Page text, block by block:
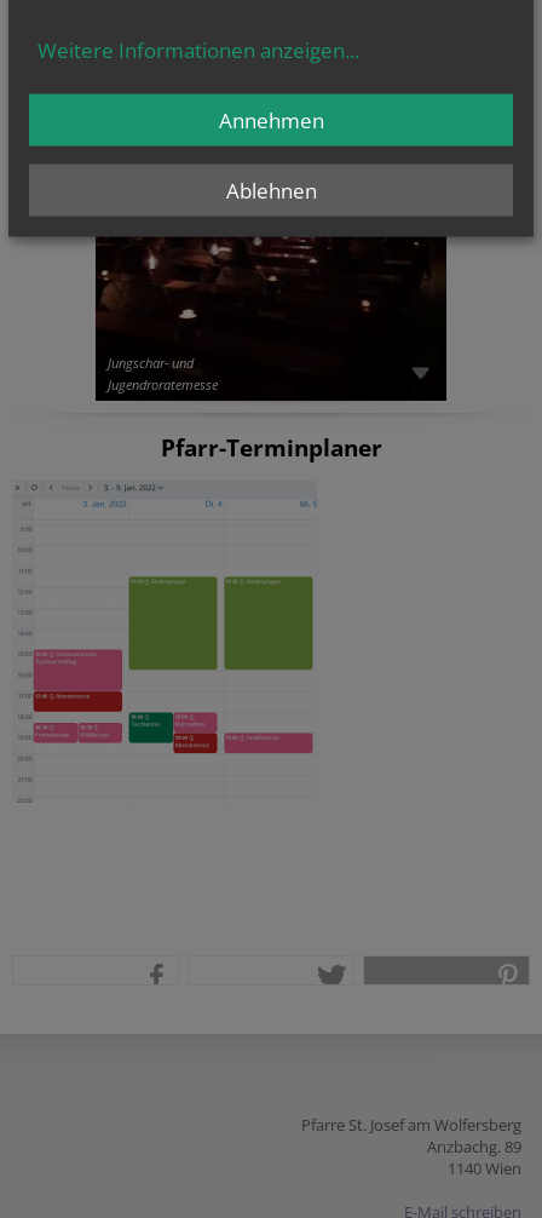
CHRONIK
Jungschar- und
Jugendroratemesse
Pfarr-Terminplaner
Pfarre St. Josef am Wolfersberg
Anzbachg. 89
1140 Wien
E-Mail schreiben
Weitere Informationen anzeigen...
Ablehnen
Annehmen